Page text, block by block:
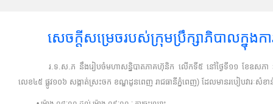
សេចក្តីសម្រេចរបស់ក្រុមប្រឹក្សាភិបាលក្នុ
រ.ទ.ស.ភ នឹងរៀបចំមហាសន្និបាតភាគហ៊ុនិក លើកទី៥ នៅថ្ងៃទី១១ ខែឧសភា ឆ្នាំ២
លេខ៤៥ ផ្លូវ១០៦ សង្កាត់ស្រះចក ខណ្ឌដូនពេញ រាជធានីភ្នំពេញ) ដែលមានរបៀបវារៈសំខ